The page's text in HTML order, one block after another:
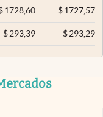
1728,60 $1727,57
$ 293,39 $293,29